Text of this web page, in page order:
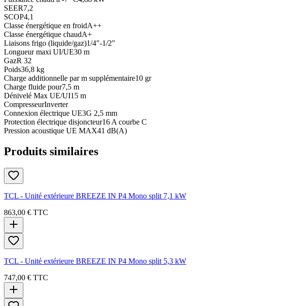
SEER7,2
SCOP4,1
Classe énergétique en froidA++
Classe énergétique chaudA+
Liaisons frigo (liquide/gaz)1/4"-1/2"
Longueur maxi UI/UE30 m
GazR 32
Poids36,8 kg
Charge additionnelle par m supplémentaire10 gr
Charge fluide pour7,5 m
Dénivelé Max UE/UI15 m
CompresseurInverter
Connexion électrique UE3G 2,5 mm
Protection électrique disjoncteur16 A courbe C
Pression acoustique UE MAX41 dB(A)
Produits similaires
TCL - Unité extérieure BREEZE IN P4 Mono split 7,1 kW
863,00 € TTC
TCL - Unité extérieure BREEZE IN P4 Mono split 5,3 kW
747,00 € TTC